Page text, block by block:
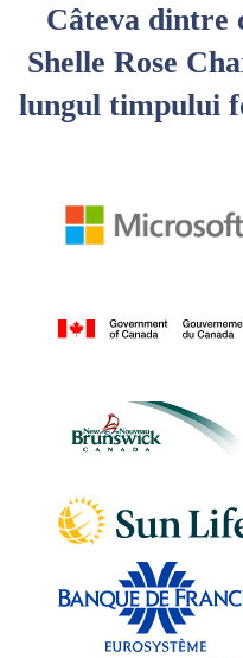
Câteva dintre
Shelle Rose
lungul timpului